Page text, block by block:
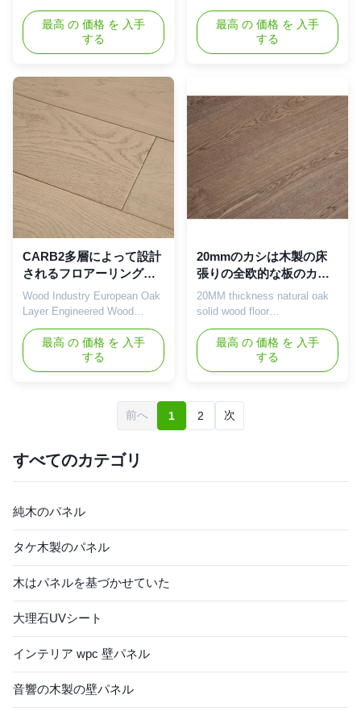
Thickness Real Hardwood
Flooring European Oak Solid
Wood Floor Product
Introduction Natural Rain
Inheriting the appropriate
elasticity of the solid wood
composite floor. Inheriting the
proper good geothermal
performance of ...
最高 の 価格 を 入手
する
cheap price chevron oak
engineered+flooring,parquet
flooring Product Introduction
Engineered oak flooring is a
laminated oak for greater
stability and durability. Oak
flooring with ...
最高 の 価格 を 入手
する
CARB2多層によって設計
されるフロアーリングに
床を張るヨーロッパのホ
ワイト オークの堅材
Wood Industry European Oak
Layer Engineered Wood
Flooring Product Introduction
TRADITIONAL WOOD
FLOORING These sand trail
oak woods have an intrinsic
character. With timeless
elegance, the designs are
perfect for traditional or
contemporary homes. Fall in
love with ...
最高 の 価格 を 入手
する
20mmのカシは木製の床
張りの全欧的な板のカシ
のフロアーリング
1860mmを設計した
20MM thickness natural oak
solid wood floor
smooth/brushed european
white oak engineering wood
flooring Product Introduction
Natural oak solid wood
flooring material that is loved
for its natural beauty and
timeless quality. Oak is a hard
最高 の 価格 を 入手
する
前へ 1 2 次
すべてのカテゴリ
純木のパネル
タケ木製のパネル
木はパネルを基づかせていた
大理石UVシート
インテリア wpc 壁パネル
音響の木製の壁パネル